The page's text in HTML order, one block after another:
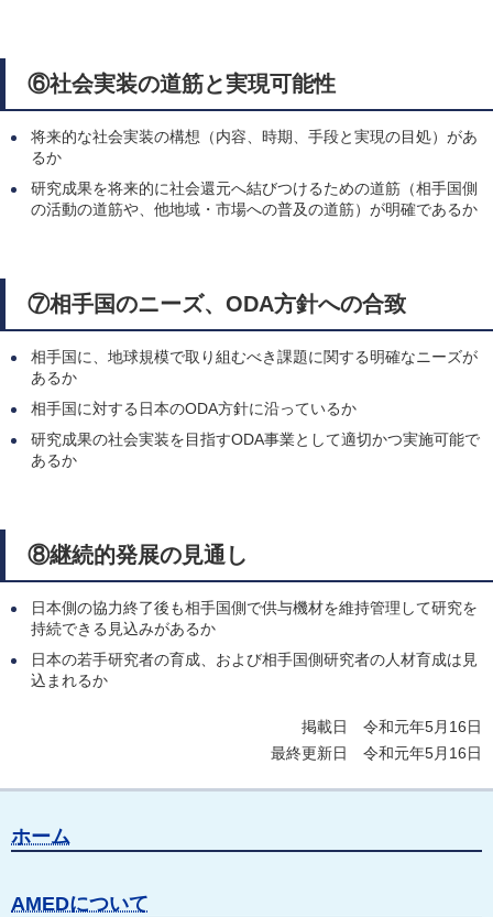
⑥社会実装の道筋と実現可能性
将来的な社会実装の構想（内容、時期、手段と実現の目処）があ
るか
研究成果を将来的に社会還元へ結びつけるための道筋（相手国側
の活動の道筋や、他地域・市場への普及の道筋）が明確であるか
⑦相手国のニーズ、ODA方針への合致
相手国に、地球規模で取り組むべき課題に関する明確なニーズが
あるか
相手国に対する日本のODA方針に沿っているか
研究成果の社会実装を目指すODA事業として適切かつ実施可能で
あるか
⑧継続的発展の見通し
日本側の協力終了後も相手国側で供与機材を維持管理して研究を
持続できる見込みがあるか
日本の若手研究者の育成、および相手国側研究者の人材育成は見
込まれるか
掲載日 令和元年5月16日
最終更新日 令和元年5月16日
ホーム
AMEDについて